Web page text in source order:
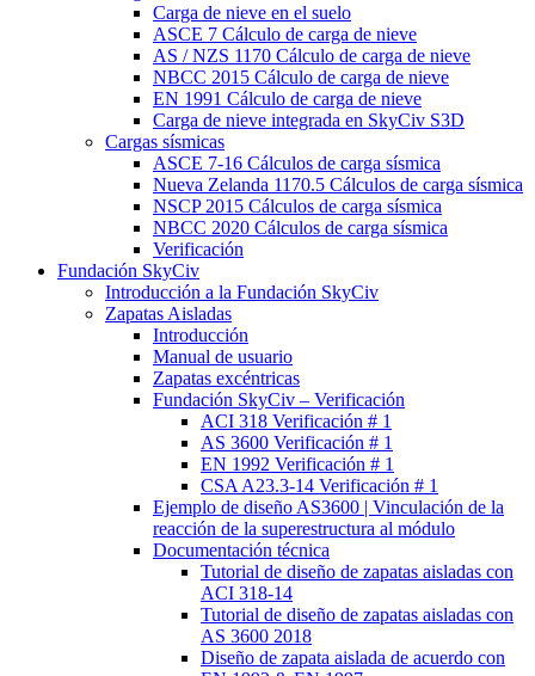
Carga de nieve en el suelo
ASCE 7 Cálculo de carga de nieve
AS / NZS 1170 Cálculo de carga de nieve
NBCC 2015 Cálculo de carga de nieve
EN 1991 Cálculo de carga de nieve
Carga de nieve integrada en SkyCiv S3D
Cargas sísmicas
ASCE 7-16 Cálculos de carga sísmica
Nueva Zelanda 1170.5 Cálculos de carga sísmica
NSCP 2015 Cálculos de carga sísmica
NBCC 2020 Cálculos de carga sísmica
Verificación
Fundación SkyCiv
Introducción a la Fundación SkyCiv
Zapatas Aisladas
Introducción
Manual de usuario
Zapatas excéntricas
Fundación SkyCiv – Verificación
ACI 318 Verificación # 1
AS 3600 Verificación # 1
EN 1992 Verificación # 1
CSA A23.3-14 Verificación # 1
Ejemplo de diseño AS3600 | Vinculación de la
reacción de la superestructura al módulo
Documentación técnica
Tutorial de diseño de zapatas aisladas con
ACI 318-14
Tutorial de diseño de zapatas aisladas con
AS 3600 2018
Diseño de zapata aislada de acuerdo con